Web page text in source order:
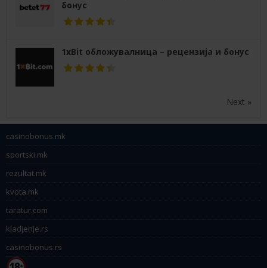
бонус
1xBit обложувалница – рецензија и бонус
Next »
casinobonus.mk
sportski.mk
rezultat.mk
kvota.mk
taratur.com
kladjenje.rs
casinobonus.rs